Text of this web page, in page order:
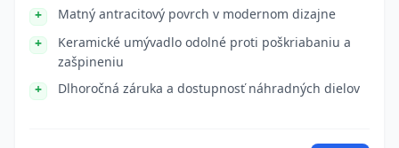
Matný antracitový povrch v modernom dizajne
Keramické umývadlo odolné proti poškriabaniu a
zašpineniu
Dlhoročná záruka a dostupnosť náhradných dielov